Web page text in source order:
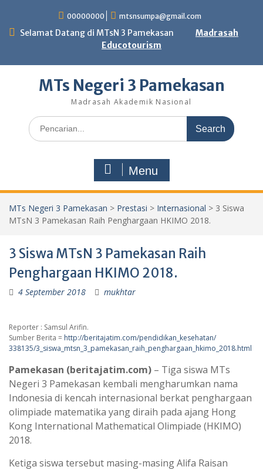
content
00000000 mtsnsumpa@gmail.com
Selamat Datang di MTsN 3 Pamekasan
Madrasah
Educotourism
MTs Negeri 3 Pamekasan
Madrasah Akademik Nasional
Search
for:
Menu
MTs Negeri 3 Pamekasan > Prestasi > Internasional > 3 Siswa
MTsN 3 Pamekasan Raih Penghargaan HKIMO 2018.
3 Siswa MTsN 3 Pamekasan Raih
Penghargaan HKIMO 2018.
4 September 2018 mukhtar
Reporter : Samsul Arifin.
Sumber Berita = http://beritajatim.com/pendidikan_kesehatan/
338135/3_siswa_mtsn_3_pamekasan_raih_penghargaan_hkimo_2018.html
Pamekasan (beritajatim.com) – Tiga siswa MTs
Negeri 3 Pamekasan kembali mengharumkan nama
Indonesia di kencah internasional berkat penghargaan
olimpiade matematika yang diraih pada ajang Hong
Kong International Mathematical Olimpiade (HKIMO)
2018.
Ketiga siswa tersebut masing-masing Alifa Raisan